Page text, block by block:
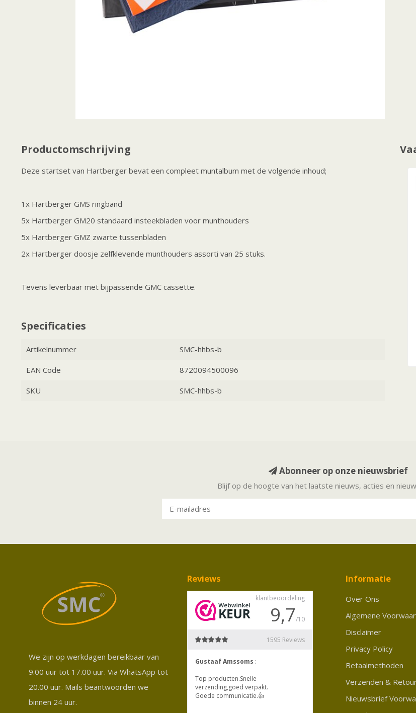
Productomschrijving
Deze startset van Hartberger bevat een compleet muntalbum met de volgende inhoud;
1x Hartberger GMS ringband
5x Hartberger GM20 standaard insteekbladen voor munthouders
5x Hartberger GMZ zwarte tussenbladen
2x Hartberger doosje zelfklevende munthouders assorti van 25 stuks.
Tevens leverbaar met bijpassende GMC cassette.
Specificaties
Artikelnummer SMC-hhbs-b
EAN Code 8720094500096
SKU SMC-hhbs-b
Abonneer op onze nieuwsbrief
Blijf op de hoogte van het laatste nieuws, acties en
We zijn op werkdagen bereikbaar van
9.00 uur tot 17.00 uur. Via WhatsApp tot
20.00 uur. Mails beantwoorden we
binnen 24 uur.
Reviews Informatie
Over Ons
Algemene
Disclaimer
Privacy Policy
Betaalmethoden
Verzenden &
Nieuwsbrief